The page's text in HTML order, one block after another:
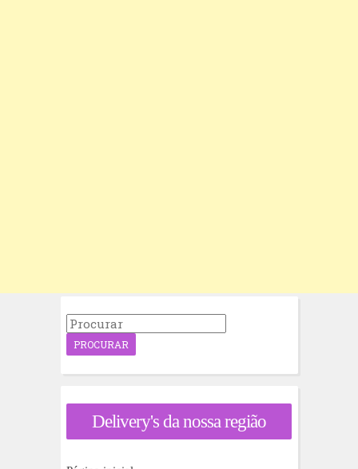
P
r
a
p
r
Delivery's da nossa região